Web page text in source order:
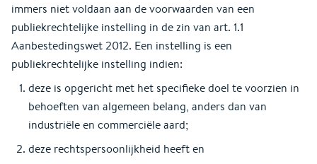
immers niet voldaan aan de voorwaarden van een
publiekrechtelijke instelling in de zin van art. 1.1
Aanbestedingswet 2012. Een instelling is een
publiekrechtelijke instelling indien:
deze is opgericht met het specifieke doel te voorzien in
behoeften van algemeen belang, anders dan van
industriële en commerciële aard;
deze rechtspersoonlijkheid heeft en